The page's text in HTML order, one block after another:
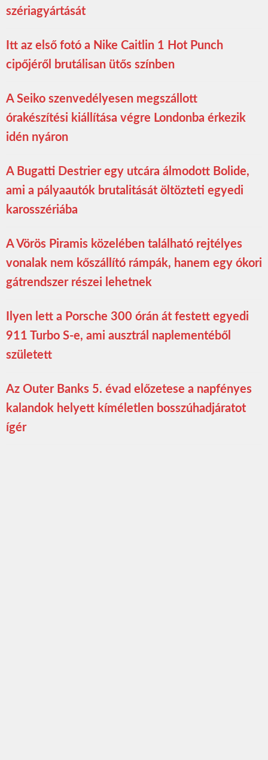
szériagyártását
Itt az első fotó a Nike Caitlin 1 Hot Punch
cipőjéről brutálisan ütős színben
A Seiko szenvedélyesen megszállott
órakészítési kiállítása végre Londonba érkezik
idén nyáron
A Bugatti Destrier egy utcára álmodott Bolide,
ami a pályaautók brutalitását öltözteti egyedi
karosszériába
A Vörös Piramis közelében található rejtélyes
vonalak nem kőszállító rámpák, hanem egy ókori
gátrendszer részei lehetnek
Ilyen lett a Porsche 300 órán át festett egyedi
911 Turbo S-e, ami ausztrál naplementéből
született
Az Outer Banks 5. évad előzetese a napfényes
kalandok helyett kíméletlen bosszúhadjáratot
ígér